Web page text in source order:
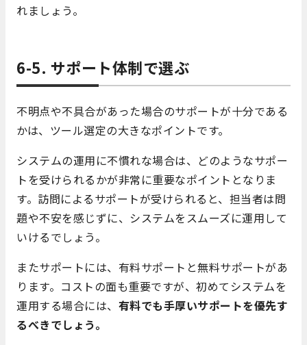
れましょう。
6-5. サポート体制で選ぶ
不明点や不具合があった場合のサポートが十分である
かは、ツール選定の大きなポイントです。
システムの運用に不慣れな場合は、どのようなサポー
トを受けられるかが非常に重要なポイントとなりま
す。訪問によるサポートが受けられると、担当者は問
題や不安を感じずに、システムをスムーズに運用して
いけるでしょう。
またサポートには、有料サポートと無料サポートがあ
ります。コストの面も重要ですが、初めてシステムを
運用する場合には、 有料でも手厚いサポートを優先す
るべきでしょう。